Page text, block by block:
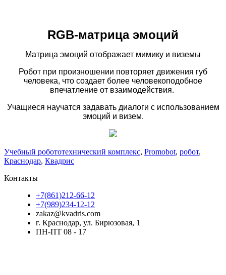
RGB-матрица эмоций
Матрица эмоций отображает мимику и виземы
Робот при произношении повторяет движения губ
человека, что создает более человекоподобное
впечатление от взаимодействия.
Учащиеся научатся задавать диалоги с использованием
эмоций и визем.
Учебный робототехнический комплекс, Promobot, робот,
Краснодар, Квадрис
Контакты
+7(861)212-66-12
+7(989)234-12-12
zakaz@kvadris.com
г. Краснодар, ул. Бирюзовая, 1
ПН-ПТ 08 - 17